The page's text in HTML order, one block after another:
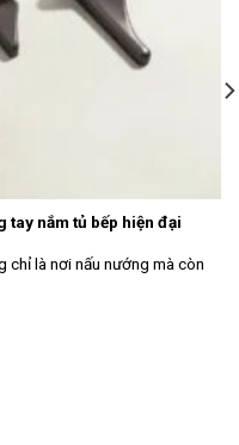
tay nắm tủ bếp hiện đại
chỉ là nơi nấu nướng mà còn